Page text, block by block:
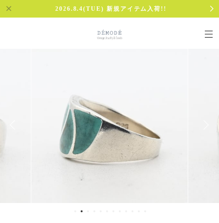
2026.8.4(TUE) 新規アイテム入荷!!